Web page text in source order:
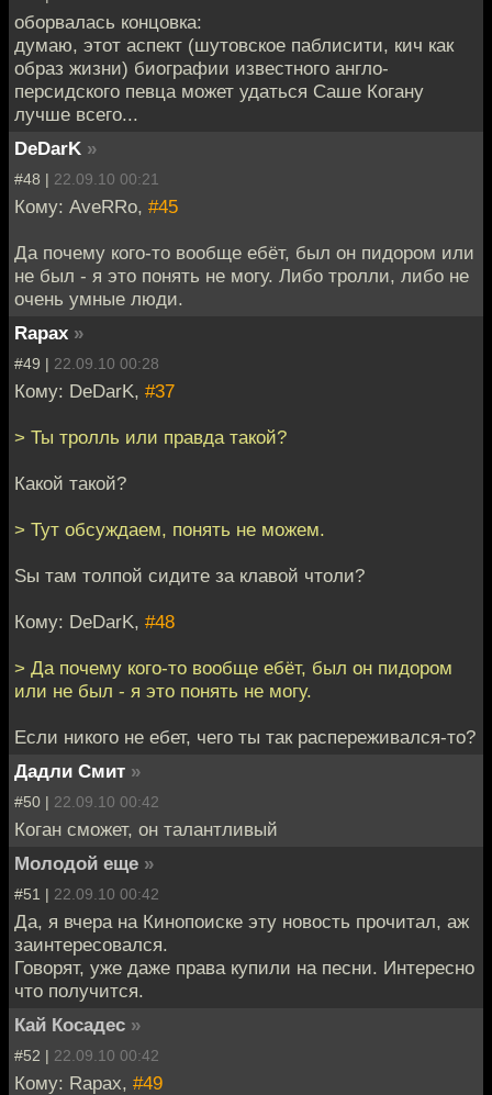
оборвалась концовка:
думаю, этот аспект (шутовское паблисити, кич как
образ жизни) биографии известного англо-
персидского певца может удаться Саше Когану
лучше всего...
DeDarK »
#48 | 22.09.10 00:21
Кому: AveRRo, #45
Да почему кого-то вообще ебёт, был он пидором или
не был - я это понять не могу. Либо тролли, либо не
очень умные люди.
Rapax »
#49 | 22.09.10 00:28
Кому: DeDarK, #37
> Ты тролль или правда такой?
Какой такой?
> Тут обсуждаем, понять не можем.
Sы там толпой сидите за клавой чтоли?
Кому: DeDarK, #48
> Да почему кого-то вообще ебёт, был он пидором
или не был - я это понять не могу.
Если никого не ебет, чего ты так распереживался-то?
Дадли Смит »
#50 | 22.09.10 00:42
Коган сможет, он талантливый
Молодой еще »
#51 | 22.09.10 00:42
Да, я вчера на Кинопоиске эту новость прочитал, аж
заинтересовался.
Говорят, уже даже права купили на песни. Интересно
что получится.
Кай Косадес »
#52 | 22.09.10 00:42
Кому: Rapax, #49